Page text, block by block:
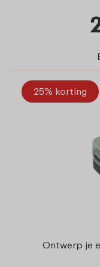
25% korting
Ontwerp je